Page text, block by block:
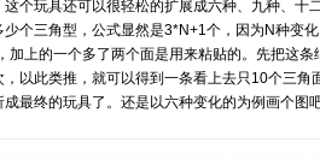
这个玩具还可以很轻松的扩展成六种、九种、十
个三角型，公式显然是3*N+1个，因为N种变
加上的一个多了两个面是用来粘贴的。先把这条
以此类推，就可以得到一条看上去只10个三角
最终的玩具了。还是以六种变化的为例画个图